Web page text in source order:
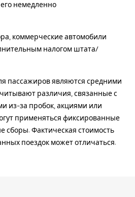
немедленно
коммерческие автомобили
налогом штата/
пассажиров являются средними
различия, связанные с
из-за пробок, акциями или
применяться фиксированные
Фактическая стоимость
поездок может отличаться.